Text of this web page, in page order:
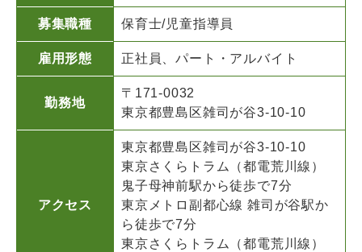
募集職種 保育士/児童指導員
雇用形態 正社員、パート・アルバイト
勤務地
〒171-0032
東京都豊島区雑司が谷3-10-10
アクセス
東京都豊島区雑司が谷3-10-10
東京さくらトラム（都電荒川線）
鬼子母神前駅から徒歩で7分
東京メトロ副都心線 雑司が谷駅か
ら徒歩で7分
東京さくらトラム（都電荒川線）